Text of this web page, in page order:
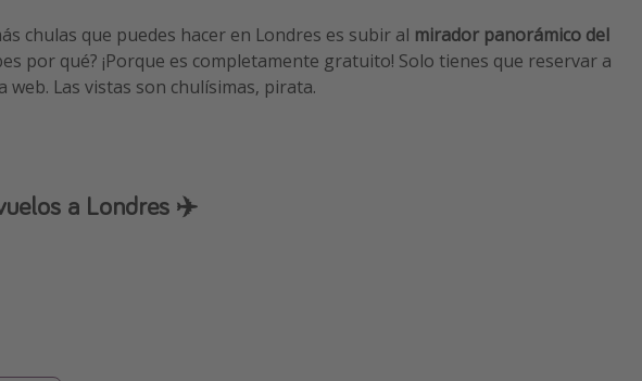
chulas que puedes hacer en Londres es subir al mirador panorámico del
por qué? ¡Porque es completamente gratuito! Solo tienes que reservar a
web. Las vistas son chulísimas, pirata.
a Londres ✈️